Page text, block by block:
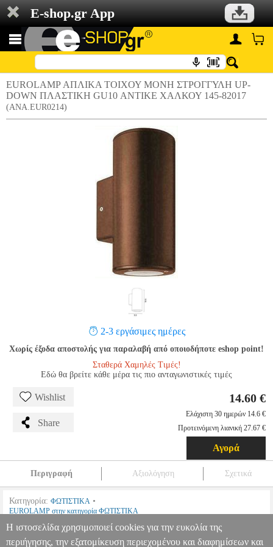
E-shop.gr App
EUROLAMP ΑΠΛΙΚΑ ΤΟΙΧΟΥ ΜΟΝΗ ΣΤΡΟΓΓΥΛΗ UP-
DOWN ΠΛΑΣΤΙΚΗ GU10 ΑΝΤΙΚΕ ΧΑΛΚΟΥ 145-82017
(ANA.EUR0214)
2-3 εργάσιμες ημέρες
Χωρίς έξοδα αποστολής για παραλαβή από οποιοδήποτε eshop point!
Σταθερά Χαμηλές Τιμές!
Εδώ θα βρείτε κάθε μέρα τις πιο ανταγωνιστικές τιμές
Wishlist
Share
14.60 €
Ελάχιστη 30 ημερών 14.6 €
Προτεινόμενη λιανική 27.67 €
Αγορά
Περιγραφή Αξιολόγηση Σχετικά
Κατηγορία: ΦΩΤΙΣΤΙΚΑ •
EUROLAMP στην κατηγορία ΦΩΤΙΣΤΙΚΑ
•OEM:145-82017
Η ιστοσελίδα χρησιμοποιεί cookies για την ευκολία της
περιήγησης, την εξατομίκευση περιεχομένου και διαφημίσεων και